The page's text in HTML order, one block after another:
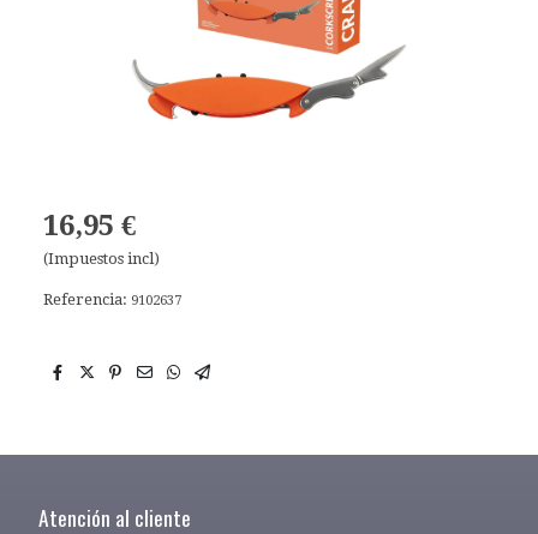
16,95 €
(Impuestos incl)
Referencia: 9102637
Atención al cliente